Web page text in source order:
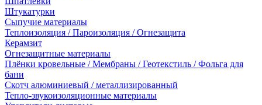
Штукатурки
Сыпучие материалы
Теплоизоляция / Пароизоляция / Огнезащита
Керамзит
Огнезащитные материалы
Плёнки кровельные / Мембраны / Геотекстиль / Фольга для
бани
Скотч алюминиевый / металлизированный
Тепло-звукоизоляционные материалы